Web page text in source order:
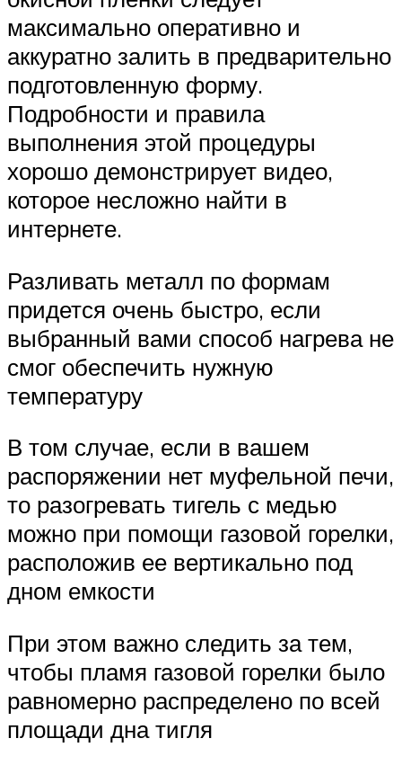
максимально оперативно и
аккуратно залить в предварительно
подготовленную форму.
Подробности и правила
выполнения этой процедуры
хорошо демонстрирует видео,
которое несложно найти в
интернете.
Разливать металл по формам
придется очень быстро, если
выбранный вами способ нагрева не
смог обеспечить нужную
температуру
В том случае, если в вашем
распоряжении нет муфельной печи,
то разогревать тигель с медью
можно при помощи газовой горелки,
расположив ее вертикально под
дном емкости
При этом важно следить за тем,
чтобы пламя газовой горелки было
равномерно распределено по всей
площади дна тигля